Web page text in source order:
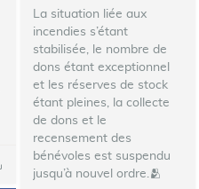
La situation liée aux
incendies s’étant
stabilisée, le nombre de
dons étant exceptionnel
et les réserves de stock
étant pleines, la collecte
de dons et le
recensement des
bénévoles est suspendu
jusqu’à nouvel ordre.🫂